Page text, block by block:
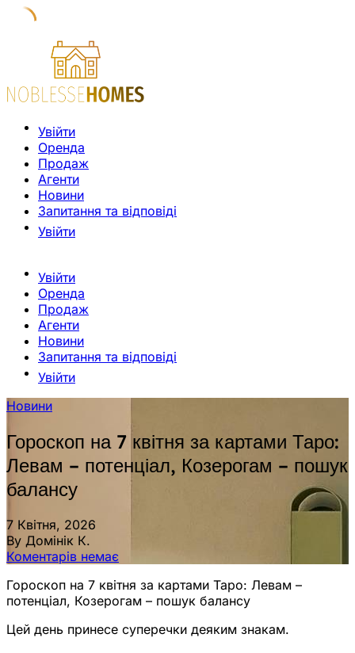
Увійти
Оренда
Продаж
Агенти
Новини
Запитання та відповіді
Увійти
Увійти
Оренда
Продаж
Агенти
Новини
Запитання та відповіді
Увійти
Новини
Гороскоп на 7 квітня за картами Таро:
Левам – потенціал, Козерогам – пошук
балансу
7 Квітня, 2026
By Домінік К.
Коментарів немає
Гороскоп на 7 квітня за картами Таро: Левам –
потенціал, Козерогам – пошук балансу
Цей день принесе суперечки деяким знакам.